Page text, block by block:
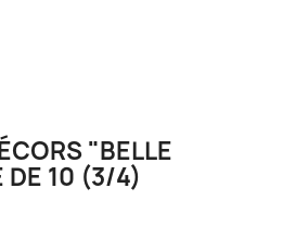
"BELLE
DE 10 (3/4)